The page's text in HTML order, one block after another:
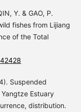
Y. & GAO, P.
fishes from Lijiang
of the Total
Suspended
Estuary
distribution.